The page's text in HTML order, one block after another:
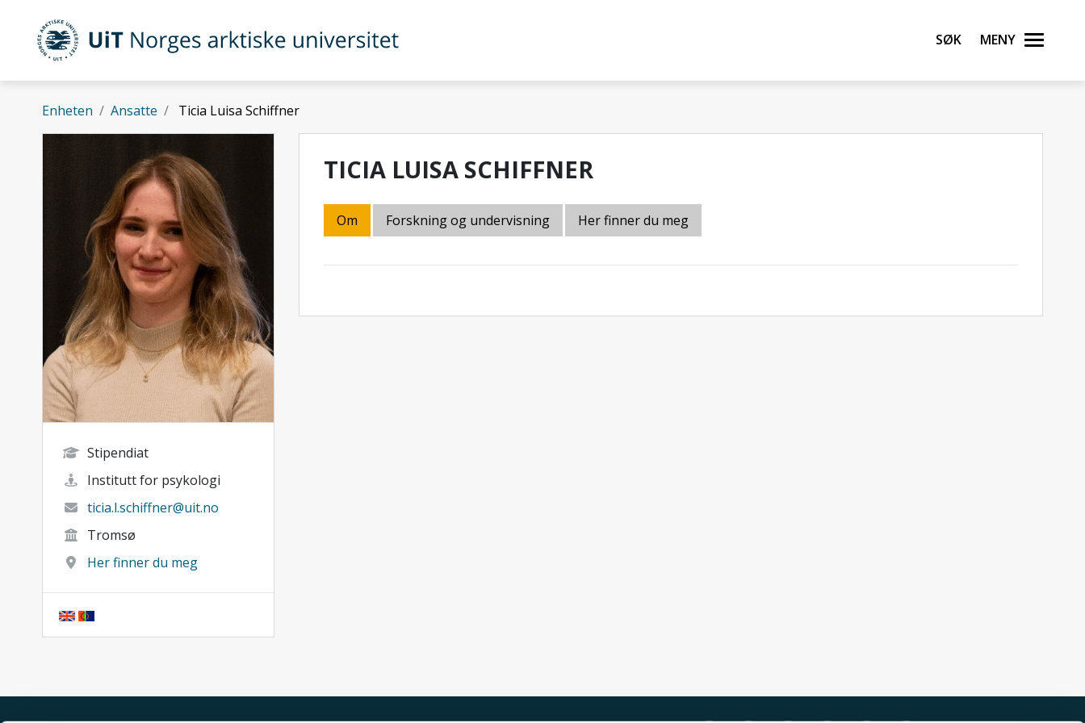
Gå til hovedinnhold
UiT Norges arktiske universitet Søk Meny
Enheten Ansatte Ticia Luisa Schiffner
Stipendiat
Institutt for psykologi
ticia.l.schiffner@uit.no
Tromsø
Her finner du meg
TICIA LUISA SCHIFFNER
Om Forskning og undervisning Her finner du meg